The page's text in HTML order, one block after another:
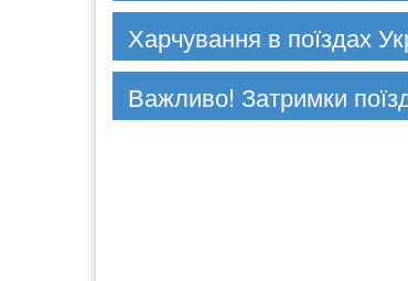
Харчування в поїздах
Важливо! Затримки